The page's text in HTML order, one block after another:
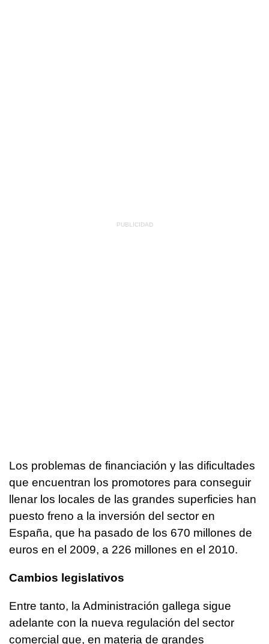
Los problemas de financiación y las dificultades
que encuentran los promotores para conseguir
llenar los locales de las grandes superficies han
puesto freno a la inversión del sector en
España, que ha pasado de los 670 millones de
euros en el 2009, a 226 millones en el 2010.
Cambios legislativos
Entre tanto, la Administración gallega sigue
adelante con la nueva regulación del sector
comercial que, en materia de grandes